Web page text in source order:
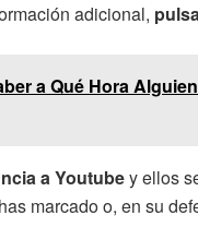
adicional,
a Qué Hora
a Youtubey ellos
marcado o, en su